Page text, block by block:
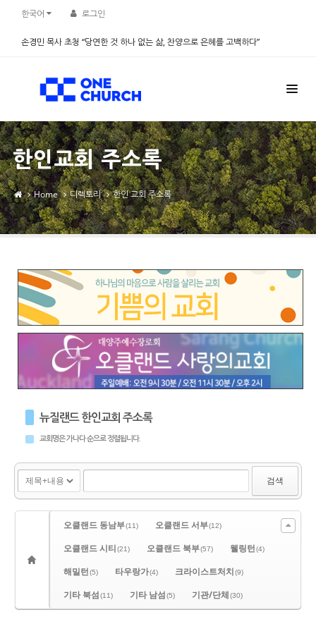
한국어 로그인
손경민 목사 초청 “당연한 것 하나 없는 삶, 찬양으로 은혜를 고백하다”
한인교회 주소록
Home 디렉토리 한인 교회 주소록
뉴질랜드 한인교회 주소록
교회명은 가나다 순으로 정렬됩니다.
검색
오클랜드 동남부(11) 오클랜드 서부(12)
오클랜드 시티(21) 오클랜드 북부(57) 웰링턴(4)
해밀턴(5) 타우랑가(4) 크라이스트처치(9)
기타 북섬(11) 기타 남섬(5) 기관/단체(30)
Sketchbook5, 스케치북5